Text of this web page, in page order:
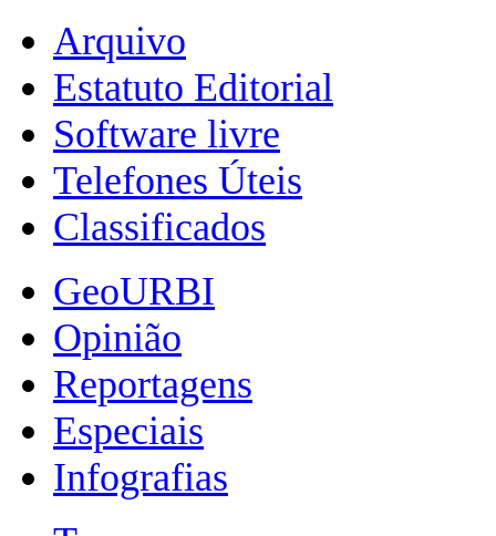
Arquivo
Estatuto Editorial
Software livre
Telefones Úteis
Classificados
GeoURBI
Opinião
Reportagens
Especiais
Infografias